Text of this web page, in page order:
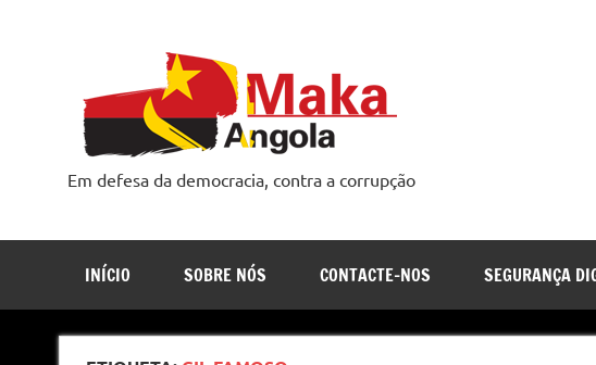
Em defesa da democracia, contra a corrupção
INÍCIO SOBRE NÓS CONTACTE-NOS SEGURANÇA